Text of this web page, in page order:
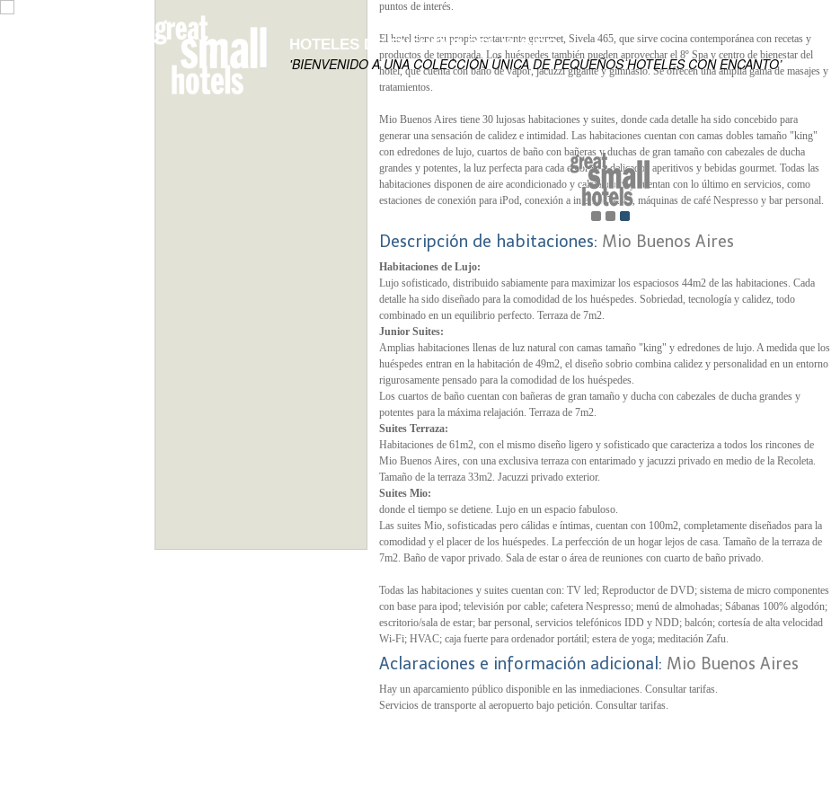
HOTELES DE ENSUEÑO DEL MUNDO
'BIENVENIDO A UNA COLECCIÓN ÚNICA DE PEQUEÑOS HOTELES CON ENCANTO’
puntos de interés.
El hotel tiene su propio restaurante gourmet, Sivela 465, que sirve cocina contemporánea con recetas y
productos de temporada. Los huéspedes también pueden aprovechar el 8º Spa y centro de bienestar del
hotel, que cuenta con baño de vapor, jacuzzi gigante y gimnasio. Se ofrecen una amplia gama de masajes y
tratamientos.
Mio Buenos Aires tiene 30 lujosas habitaciones y suites, donde cada detalle ha sido concebido para
generar una sensación de calidez e intimidad. Las habitaciones cuentan con camas dobles tamaño "king"
con edredones de lujo, cuartos de baño con bañeras y duchas de gran tamaño con cabezales de ducha
grandes y potentes, la luz perfecta para cada entorno y delicados aperitivos y bebidas gourmet. Todas las
habitaciones disponen de aire acondicionado y calefacción, y cuentan con lo último en servicios, como
estaciones de conexión para iPod, conexión a internet Wi-Fi, máquinas de café Nespresso y bar personal.
Descripción de habitaciones: Mio Buenos Aires
Habitaciones de Lujo:
Lujo sofisticado, distribuido sabiamente para maximizar los espaciosos 44m2 de las habitaciones. Cada
detalle ha sido diseñado para la comodidad de los huéspedes. Sobriedad, tecnología y calidez, todo
combinado en un equilibrio perfecto. Terraza de 7m2.
Junior Suites:
Amplias habitaciones llenas de luz natural con camas tamaño "king" y edredones de lujo. A medida que los
huéspedes entran en la habitación de 49m2, el diseño sobrio combina calidez y personalidad en un entorno
rigurosamente pensado para la comodidad de los huéspedes.
Los cuartos de baño cuentan con bañeras de gran tamaño y ducha con cabezales de ducha grandes y
potentes para la máxima relajación. Terraza de 7m2.
Suites Terraza:
Habitaciones de 61m2, con el mismo diseño ligero y sofisticado que caracteriza a todos los rincones de
Mio Buenos Aires, con una exclusiva terraza con entarimado y jacuzzi privado en medio de la Recoleta.
Tamaño de la terraza 33m2. Jacuzzi privado exterior.
Suites Mio:
donde el tiempo se detiene. Lujo en un espacio fabuloso.
Las suites Mio, sofisticadas pero cálidas e íntimas, cuentan con 100m2, completamente diseñados para la
comodidad y el placer de los huéspedes. La perfección de un hogar lejos de casa. Tamaño de la terraza de
7m2. Baño de vapor privado. Sala de estar o área de reuniones con cuarto de baño privado.
Todas las habitaciones y suites cuentan con: TV led; Reproductor de DVD; sistema de micro componentes
con base para ipod; televisión por cable; cafetera Nespresso; menú de almohadas; Sábanas 100% algodón;
escritorio/sala de estar; bar personal, servicios telefónicos IDD y NDD; balcón; cortesía de alta velocidad
Wi-Fi; HVAC; caja fuerte para ordenador portátil; estera de yoga; meditación Zafu.
Aclaraciones e información adicional: Mio Buenos Aires
Hay un aparcamiento público disponible en las inmediaciones. Consultar tarifas.
Servicios de transporte al aeropuerto bajo petición. Consultar tarifas.